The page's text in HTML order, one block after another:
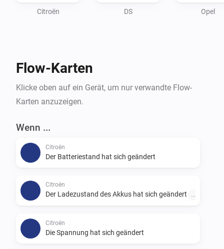
As the connection for remote commands is different
andreadegiovine on github for his Home Assistant
integration
Citroën DS Opel
Flow-Karten
Klicke oben auf ein Gerät, um nur verwandte Flow-
Karten anzuzeigen.
Wenn ...
Citroën
Der Batteriestand hat sich geändert
Citroën
Der Ladezustand des Akkus hat sich geändert
Citroën
Die Spannung hat sich geändert